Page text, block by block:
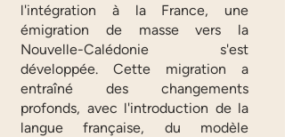
l'intégration à la France, une
émigration de masse vers la
Nouvelle-Calédonie s'est
développée. Cette migration a
entraîné des changements
profonds, avec l'introduction de la
langue française, du modèle